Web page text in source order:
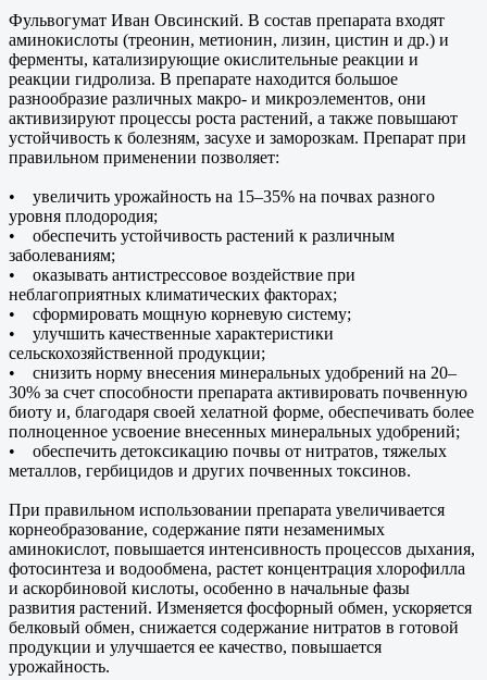
Фульвогумат Иван Овсинский. В состав препарата входят
аминокислоты (треонин, метионин, лизин, цистин и др.) и
ферменты, катализирующие окислительные реакции и
реакции гидролиза. В препарате находится большое
разнообразие различных макро- и микроэлементов, они
активизируют процессы роста растений, а также повышают
устойчивость к болезням, засухе и заморозкам. Препарат при
правильном применении позволяет:
• увеличить урожайность на 15–35% на почвах разного
уровня плодородия;
• обеспечить устойчивость растений к различным
заболеваниям;
• оказывать антистрессовое воздействие при
неблагоприятных климатических факторах;
• сформировать мощную корневую систему;
• улучшить качественные характеристики
сельскохозяйственной продукции;
• снизить норму внесения минеральных удобрений на 20–
30% за счет способности препарата активировать почвенную
биоту и, благодаря своей хелатной форме, обеспечивать более
полноценное усвоение внесенных минеральных удобрений;
• обеспечить детоксикацию почвы от нитратов, тяжелых
металлов, гербицидов и других почвенных токсинов.
При правильном использовании препарата увеличивается
корнеобразование, содержание пяти незаменимых
аминокислот, повышается интенсивность процессов дыхания,
фотосинтеза и водообмена, растет концентрация хлорофилла
и аскорбиновой кислоты, особенно в начальные фазы
развития растений. Изменяется фосфорный обмен, ускоряется
белковый обмен, снижается содержание нитратов в готовой
продукции и улучшается ее качество, повышается
урожайность.